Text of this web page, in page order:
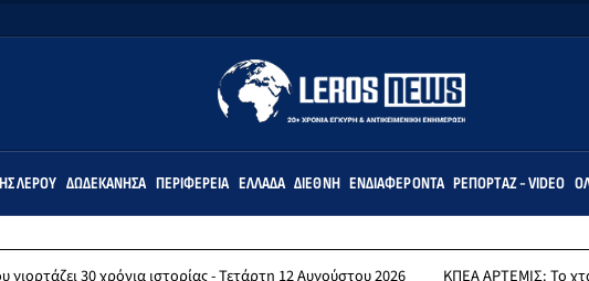
ΛΈΡΟΥ ΔΩΔΕΚΆΝΗΣΑ ΠΕΡΙΦΈΡΕΙΑ ΕΛΛΆΔΑ ΔΙΕΘΝΉ ΕΝΔΙΑΦΈΡΟΝΤΑ ΡΕΠΟΡΤΆΖ - VIDEO
ιστορίας - Τετάρτη 12 Αυγούστου 2026 ΚΠΕΑ ΑΡΤΕΜΙΣ: Το χταποδοπίλαφο